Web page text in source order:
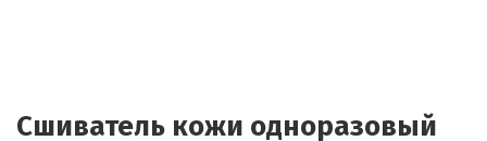
Сшиватель кожи одноразовый